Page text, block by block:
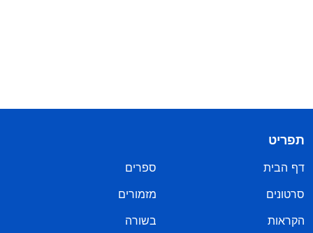
תפריט
דף הבית
ספרים
סרטונים
מזמורים
הקראות
בשורה